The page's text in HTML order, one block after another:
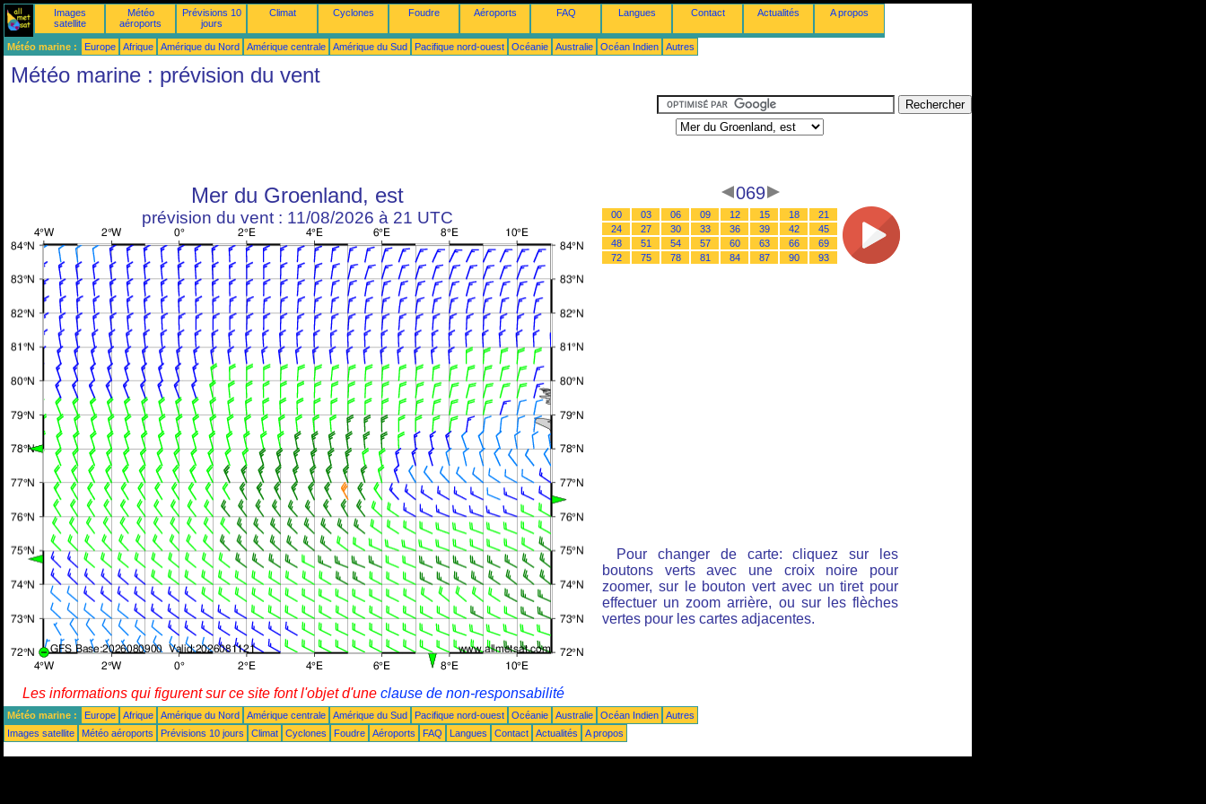
Images
satellite
Météo
aéroports
Prévisions 10
jours
Climat Cyclones Foudre Aéroports FAQ Langues Contact Actualités A propos
Météo marine : Europe Afrique Amérique du Nord Amérique centrale Amérique du Sud Pacifique nord-ouest Océanie Australie Océan Indien Autres
Météo marine : prévision du vent
Mer du Groenland, est
prévision du vent : 11/08/2026 à 21 UTC
069
00 03 06 09 12 15 18
21
24
27 30 33 36 39 42
45
48
51 54 57 60 63 66
69
72
75 78 81 84 87 90 93
Pour changer de carte: cliquez sur les
boutons verts avec une croix noire pour
zoomer, sur le bouton vert avec un tiret pour
effectuer un zoom arrière, ou sur les flèches
vertes pour les cartes adjacentes.
Les informations qui figurent sur ce site font l'objet d'une clause de non-responsabilité
Météo marine : Europe Afrique Amérique du Nord Amérique centrale Amérique du Sud Pacifique nord-ouest Océanie Australie Océan Indien
Autres
Images satellite
Météo aéroports Prévisions 10 jours Climat Cyclones Foudre Aéroports FAQ Langues Contact Actualités A propos